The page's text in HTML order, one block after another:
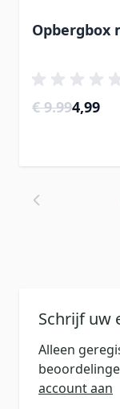
Opbergbox
€ 9.99Special
4,99
Schrijf uw
Alleen
account aan